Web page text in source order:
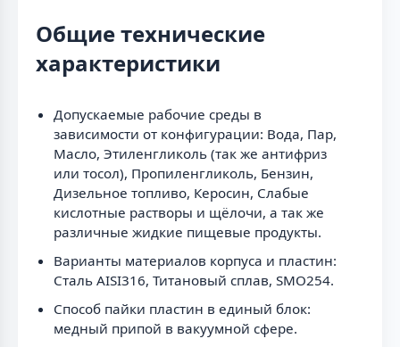
Общие технические
характеристики
Допускаемые рабочие среды в
зависимости от конфигурации: Вода, Пар,
Масло, Этиленгликоль (так же антифриз
или тосол), Пропиленгликоль, Бензин,
Дизельное топливо, Керосин, Слабые
кислотные растворы и щёлочи, а так же
различные жидкие пищевые продукты.
Варианты материалов корпуса и пластин:
Сталь AISI316, Титановый сплав, SMO254.
Способ пайки пластин в единый блок:
медный припой в вакуумной сфере.